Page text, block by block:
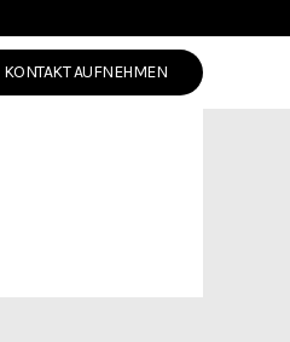
KONTAKT AUFNEHMEN